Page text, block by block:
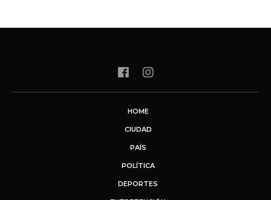
HOME
CIUDAD
PAÍS
POLÍTICA
DEPORTES